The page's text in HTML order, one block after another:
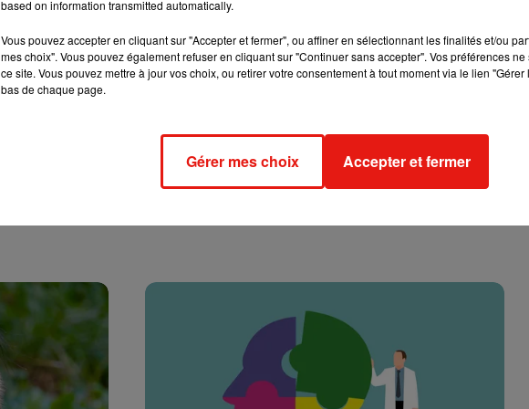
based on information transmitted automatically.
Vous pouvez accepter en cliquant sur "Accepter et fermer", ou affiner en sélectionnant les finalités et/ou
mes choix". Vous pouvez également refuser en cliquant sur "Continuer sans accepter". Vos préférences
ce site. Vous pouvez mettre à jour vos choix, ou retirer votre consentement à tout moment via le lien
bas de chaque page.
Gérer mes choix Accepter et fermer